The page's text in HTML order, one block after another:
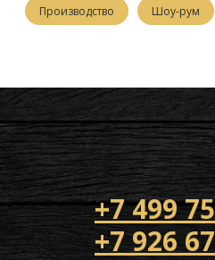
Производство Шоу-рум
+7 499
+7 926